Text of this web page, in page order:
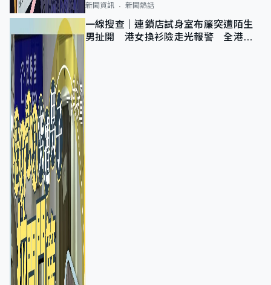
新聞資訊 新聞熱話
一線搜查｜連鎖店試身室布簾突遭陌生
男扯開 港女換衫險走光報警 全港分